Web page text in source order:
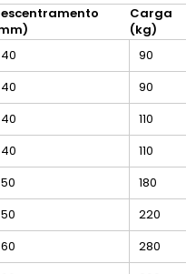
Carga
(kg)
40 90
40 90
40 110
40 110
50 180
50 220
60 280